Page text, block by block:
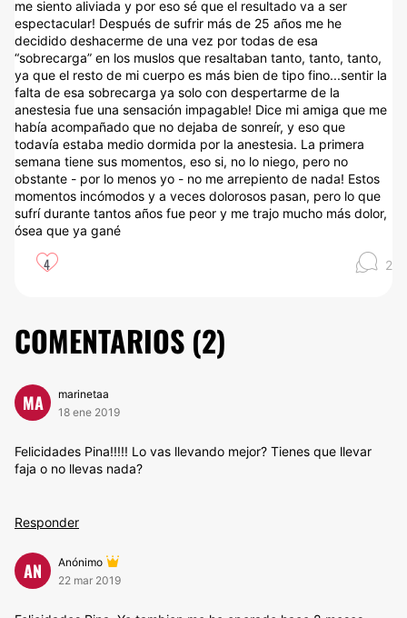
me siento aliviada y por eso sé que el resultado va a ser
espectacular! Después de sufrir más de 25 años me he
decidido deshacerme de una vez por todas de esa
“sobrecarga” en los muslos que resaltaban tanto, tanto, tanto,
ya que el resto de mi cuerpo es más bien de tipo fino...sentir la
falta de esa sobrecarga ya solo con despertarme de la
anestesia fue una sensación impagable! Dice mi amiga que me
había acompañado que no dejaba de sonreír, y eso que
todavía estaba medio dormida por la anestesia. La primera
semana tiene sus momentos, eso si, no lo niego, pero no
obstante - por lo menos yo - no me arrepiento de nada! Estos
momentos incómodos y a veces dolorosos pasan, pero lo que
sufrí durante tantos años fue peor y me trajo mucho más dolor,
ósea que ya gané
4 2
COMENTARIOS (2)
MA
marinetaa
18 ene 2019
Felicidades Pina!!!!! Lo vas llevando mejor? Tienes que llevar
faja o no llevas nada?
Responder
AN
Anónimo
22 mar 2019